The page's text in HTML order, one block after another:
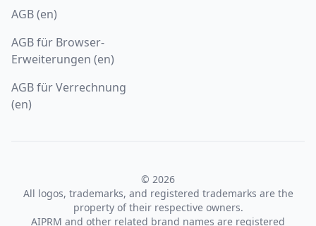
AGB (en)
AGB für Browser-
Erweiterungen (en)
AGB für Verrechnung
(en)
© 2026
All logos, trademarks, and registered trademarks are the
property of their respective owners.
AIPRM and other related brand names are registered